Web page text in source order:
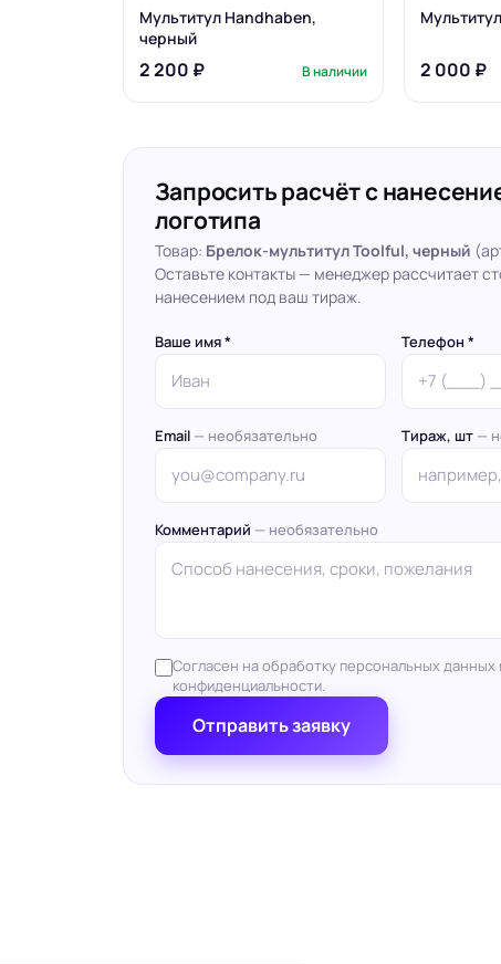
Мультитул Handhaben,
черный
2 200 ₽ В наличии 2 000 ₽
Запросить расчёт с
логотипа
Товар: Брелок-мультитул Toolful, черный
Оставьте контакты — менеджер рассчитает
нанесением под ваш тираж.
Ваше имя * Телефон *
Email — необязательно Тираж, шт —
Комментарий — необязательно
Согласен на обработку персональных данных
конфиденциальности.
Отправить заявку